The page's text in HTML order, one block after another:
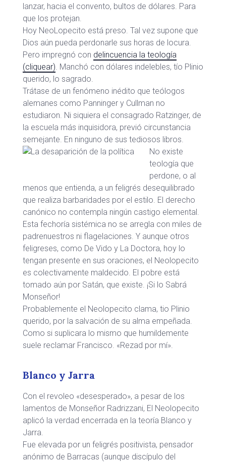
lanzar, hacia el convento, bultos de dólares. Para
que los protejan.
Hoy NeoLopecito está preso. Tal vez supone que
Dios aún pueda perdonarle sus horas de locura.
Pero impregnó con delincuencia la teología
(cliquear). Manchó con dólares indelebles, tío Plinio
querido, lo sagrado.
Trátase de un fenómeno inédito que teólogos
alemanes como Panninger y Cullman no
estudiaron. Ni siquiera el consagrado Ratzinger, de
la escuela más inquisidora, previó circunstancia
semejante. En ninguno de sus tediosos libros.
No existe
teología que
perdone, o al
menos que entienda, a un feligrés desequilibrado
que realiza barbaridades por el estilo. El derecho
canónico no contempla ningún castigo elemental.
Esta fechoría sistémica no se arregla con miles de
padrenuestros ni flagelaciones. Y aunque otros
feligreses, como De Vido y La Doctora, hoy lo
tengan presente en sus oraciones, el Neolopecito
es colectivamente maldecido. El pobre está
tomado aún por Satán, que existe. ¡Si lo Sabrá
Monseñor!
Probablemente el Neolopecito clama, tio Plinio
querido, por la salvación de su alma empeñada.
Como si suplicara lo mismo que humildemente
suele reclamar Francisco. «Rezad por mí».
Blanco y Jarra
Con el revoleo «desesperado», a pesar de los
lamentos de Monseñor Radrizzani, El Neolopecito
aplicó la verdad encerrada en la teoría Blanco y
Jarra.
Fue elevada por un feligrés positivista, pensador
anónimo de Barracas (aunque discípulo del